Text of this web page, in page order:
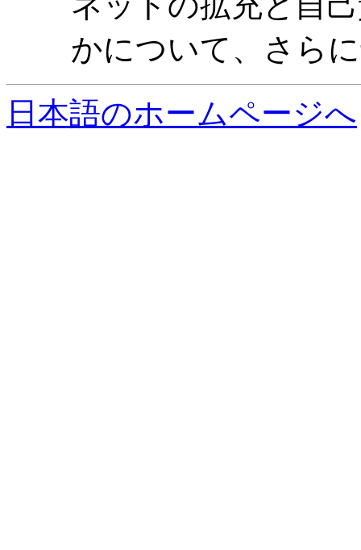
かについて、さら
日本語のホームページへ